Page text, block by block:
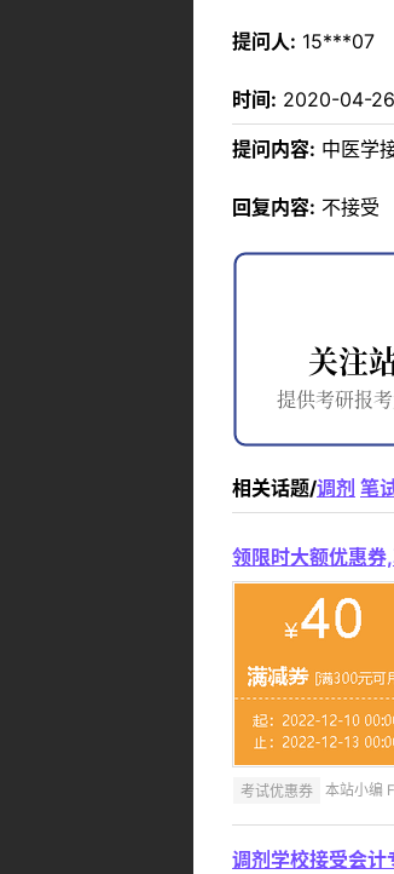
提问人: 15***07
时间: 2020-04-26
提问内容: 中医学
回复内容: 不接受
相关话题/调剂 笔
领限时大额优惠
考试优惠券 本站小编
调剂学校接受会计